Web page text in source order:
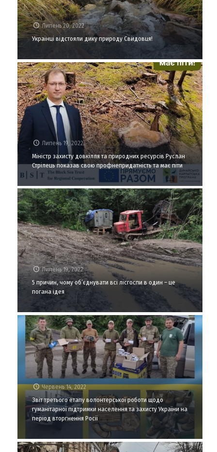
Липень 20, 2022
Українці відстояли дику природу Свидовця!
Липень 19, 2022
Міністр захисту довкілля та природних ресурсів Руслан
Стрілець показав свою профнепридатність та має піти
Липень 19, 2022
5 причин, чому об’єднувати всі лісгоспи в один – це
погана ідея
Червень 14, 2022
Звіт третього етапу волонтерської роботи щодо
гуманітарної підтримки населення та захисту України на
період вторгнення Росії